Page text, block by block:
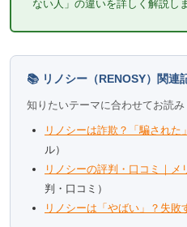
ない人」の違いを詳しく解説し
📚 リノシー（RENOSY）関連
知りたいテーマに合わせてお読み
リノシーは詐欺？「騙された
ル）
リノシーの評判・口コミ｜メ
判・口コミ）
リノシーは「やばい」？失敗